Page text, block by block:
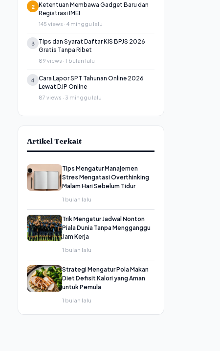
2
Ketentuan Membawa Gadget Baru dan
Registrasi IMEI
145 views · 4 minggu lalu
3
Tips dan Syarat Daftar KIS BPJS 2026
Gratis Tanpa Ribet
89 views · 1 bulan lalu
4
Cara Lapor SPT Tahunan Online 2026
Lewat DJP Online
87 views · 3 minggu lalu
Artikel Terkait
Tips Mengatur Manajemen
Stres Mengatasi Overthinking
Malam Hari Sebelum Tidur
1 bulan lalu
Trik Mengatur Jadwal Nonton
Piala Dunia Tanpa Mengganggu
Jam Kerja
1 bulan lalu
Strategi Mengatur Pola Makan
Diet Defisit Kalori yang Aman
untuk Pemula
1 bulan lalu